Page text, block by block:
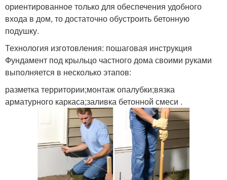
ориентированное только для обеспечения удобного
входа в дом, то достаточно обустроить бетонную
подушку.
Технология изготовления: пошаговая инструкция
Фундамент под крыльцо частного дома своими руками
выполняется в несколько этапов:
разметка территории;монтаж опалубки;вязка
арматурного каркаса;заливка бетонной смеси .